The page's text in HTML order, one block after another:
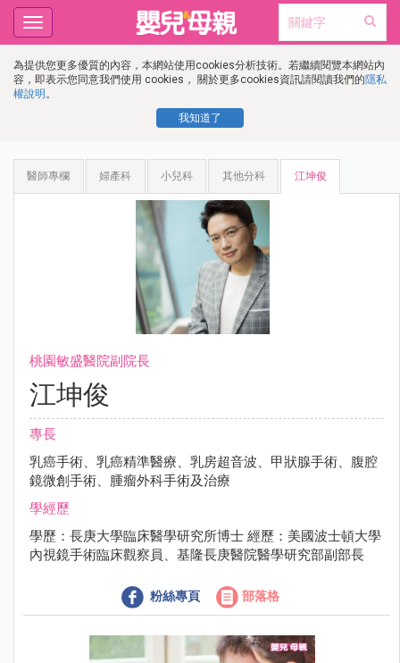
為提供您更多優質的內容，本網站使用cookies分析技術。若繼續閱覽本網站內
容，即表示您同意我們使用 cookies， 關於更多cookies資訊請閱讀我們的隱私
權說明 。
我知道了
Toggle
navigation
醫師專欄 婦產科 小兒科 其他分科 江坤俊
桃園敏盛醫院副院長
江坤俊
專長
乳癌手術、乳癌精準醫療、乳房超音波、甲狀腺手術、腹腔
鏡微創手術、腫瘤外科手術及治療
學經歷
學歷：長庚大學臨床醫學研究所博士 經歷：美國波士頓大學
內視鏡手術臨床觀察員、基隆長庚醫院醫學研究部副部長
粉絲專頁 部落格